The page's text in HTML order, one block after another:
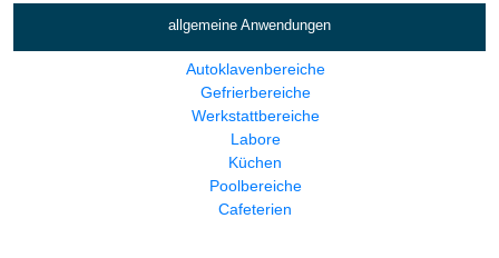
allgemeine Anwendungen
Autoklavenbereiche
Gefrierbereiche
Werkstattbereiche
Labore
Küchen
Poolbereiche
Cafeterien